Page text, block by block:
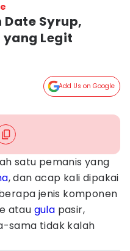
Date Syrup,
Legit
Add Us on Google
satu pemanis yang
, dan acap kali dipakai
jenis komponen
atau gula pasir,
sama tidak kalah